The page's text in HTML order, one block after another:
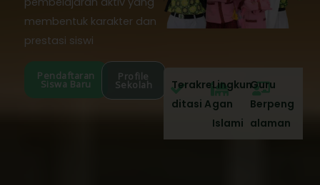
membentuk karakter dan
prestasi siswi
Pendaftaran
Siswa Baru
Profile
Sekolah
Terakre
ditasi A
Lingkun
gan
Islami
Guru
Berpeng
alaman